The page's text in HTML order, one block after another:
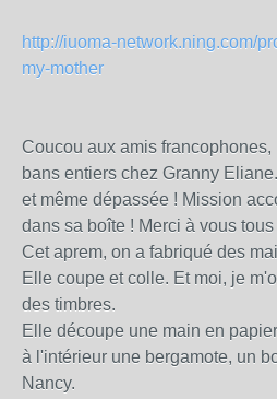
http://iuoma-network.ning.com/
my-mother
Coucou aux amis
bans entiers chez Granny
et même dépassée ! Mission
dans sa boîte ! Merci à vous tous
Cet aprem, on a fabriqué des
Elle coupe et colle. Et moi, je
des timbres.
Elle découpe une main en
à l'intérieur une bergamote, un
Nancy.